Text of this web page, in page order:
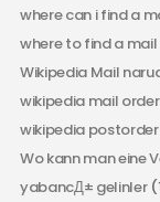
where can i find a
where to find a
Wikipedia Mail
wikipedia mail
wikipedia
Wo kann man eine
yabancД± gelinler